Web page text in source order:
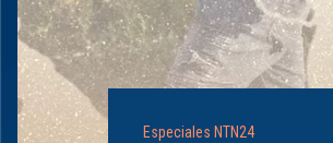
Especiales NTN24